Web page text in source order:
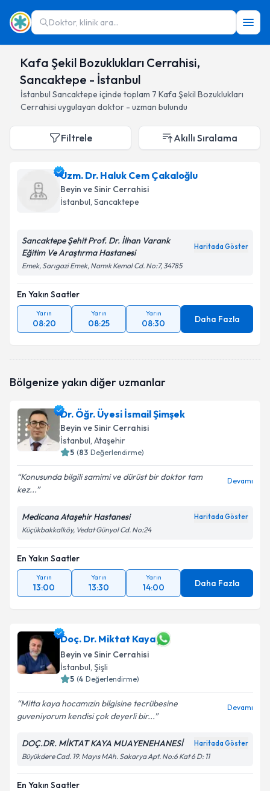
Doktor, klinik ara...
Kafa Şekil Bozuklukları Cerrahisi,
Sancaktepe - İstanbul
İstanbul Sancaktepe içinde toplam 7 Kafa Şekil Bozuklukları
Cerrahisi uygulayan doktor - uzman bulundu
Filtrele Akıllı Sıralama
Uzm. Dr. Haluk Cem Çakaloğlu
Beyin ve Sinir Cerrahisi
İstanbul, Sancaktepe
Sancaktepe Şehit Prof. Dr. İlhan Varank
Eğitim Ve Araştırma Hastanesi
Haritada Göster
Emek, Sarıgazi Emek, Namık Kemal Cd. No:7, 34785
En Yakın Saatler
Yarın
08:20
Yarın
08:25
Yarın
08:30 Daha Fazla
Bölgenize yakın diğer uzmanlar
Dr. Öğr. Üyesi İsmail Şimşek
Beyin ve Sinir Cerrahisi
İstanbul, Ataşehir
5 (83 Değerlendirme)
Konusunda bilgili samimi ve dürüst bir doktor tam
kez...
Devamı
Medicana Ataşehir Hastanesi Haritada Göster
Küçükbakkalköy, Vedat Günyol Cd. No:24
En Yakın Saatler
Yarın
13:00
Yarın
13:30
Yarın
14:00 Daha Fazla
Doç. Dr. Miktat Kaya
Beyin ve Sinir Cerrahisi
İstanbul, Şişli
5 (4 Değerlendirme)
Mitta kaya hocamızin bilgisine tecrübesine
guveniyorum kendisi çok deyerli bir...
Devamı
DOÇ.DR. MİKTAT KAYA MUAYENEHANESİ Haritada Göster
Büyükdere Cad. 19. Mayıs MAh. Sakarya Apt. No:6 Kat 6 D: 11
En Yakın Saatler